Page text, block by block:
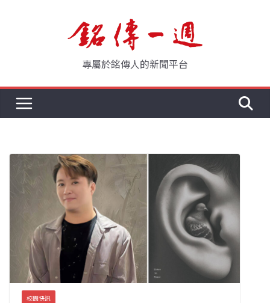
專屬於銘傳人的新聞平台
校園快訊